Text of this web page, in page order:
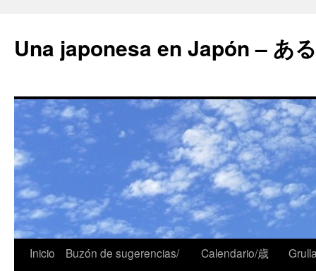
Una japonesa en Japón – あ
Inicio
Buzón de sugerencias/
Calendario/歳